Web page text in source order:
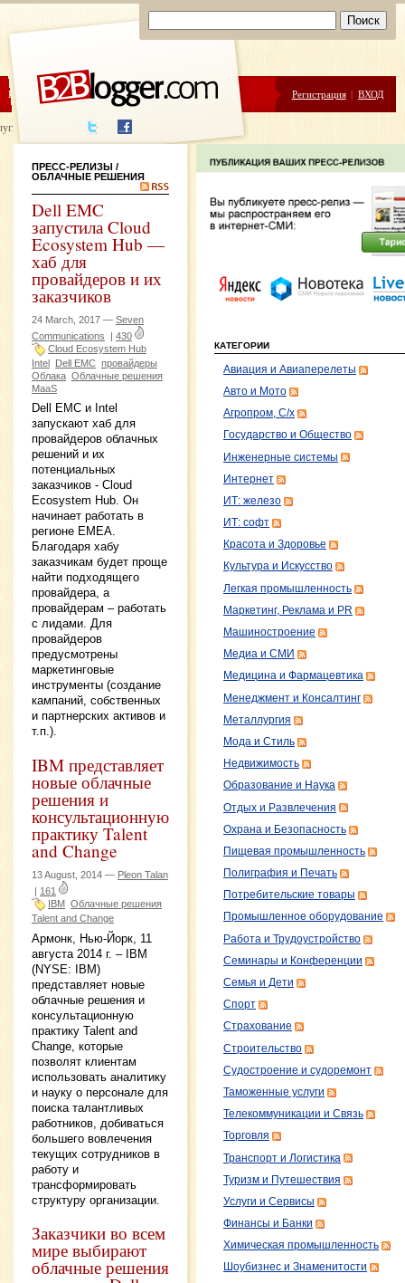
ЦЕНЫ ПОМОЩЬ Регистрация | ВХОД
написания
ПРЕСС-РЕЛИЗЫ /
ОБЛАЧНЫЕ РЕШЕНИЯ
Dell EMC
запустила Cloud
Ecosystem Hub —
хаб для
провайдеров и их
заказчиков
24 March, 2017 — Seven
Communications | 430
Cloud Ecosystem Hub
Intel Dell EMC провайдеры
Облака Облачные решения
MaaS
Dell EMC и Intel
запускают хаб для
провайдеров облачных
решений и их
потенциальных
заказчиков - Cloud
Ecosystem Hub. Он
начинает работать в
регионе EMEA.
Благодаря хабу
заказчикам будет проще
найти подходящего
провайдера, а
провайдерам – работать
с лидами. Для
провайдеров
предусмотрены
маркетинговые
инструменты (создание
кампаний, собственных
и партнерских активов и
т.п.).
IBM представляет
новые облачные
решения и
консультационную
практику Talent
and Change
13 August, 2014 — Pleon Talan
| 161
IBM Облачные решения
Talent and Change
Армонк, Нью-Йорк, 11
августа 2014 г. – IBM
(NYSE: IBM)
представляет новые
облачные решения и
консультационную
практику Talent and
Change, которые
позволят клиентам
использовать аналитику
и науку о персонале для
поиска талантливых
работников, добиваться
большего вовлечения
текущих сотрудников в
работу и
трансформировать
структуру организации.
Заказчики во всем
мире выбирают
облачные решения
КАТЕГОРИИ
Авиация и Авиаперелеты
Авто и Мото
Агропром, С/х
Государство и Общество
Инженерные системы
Интернет
ИТ: железо
ИТ: софт
Красота и Здоровье
Культура и Искусство
Легкая промышленность
Маркетинг, Реклама и PR
Машиностроение
Медиа и СМИ
Медицина и Фармацевтика
Менеджмент и Консалтинг
Металлургия
Мода и Стиль
Недвижимость
Образование и Наука
Отдых и Развлечения
Охрана и Безопасность
Пищевая промышленность
Полиграфия и Печать
Потребительские товары
Промышленное оборудование
Работа и Трудоустройство
Семинары и Конференции
Семья и Дети
Спорт
Страхование
Строительство
Судостроение и судоремонт
Таможенные услуги
Телекоммуникации и Связь
Торговля
Транспорт и Логистика
Туризм и Путешествия
Услуги и Сервисы
Финансы и Банки
Химическая промышленность
Шоубизнес и Знаменитости